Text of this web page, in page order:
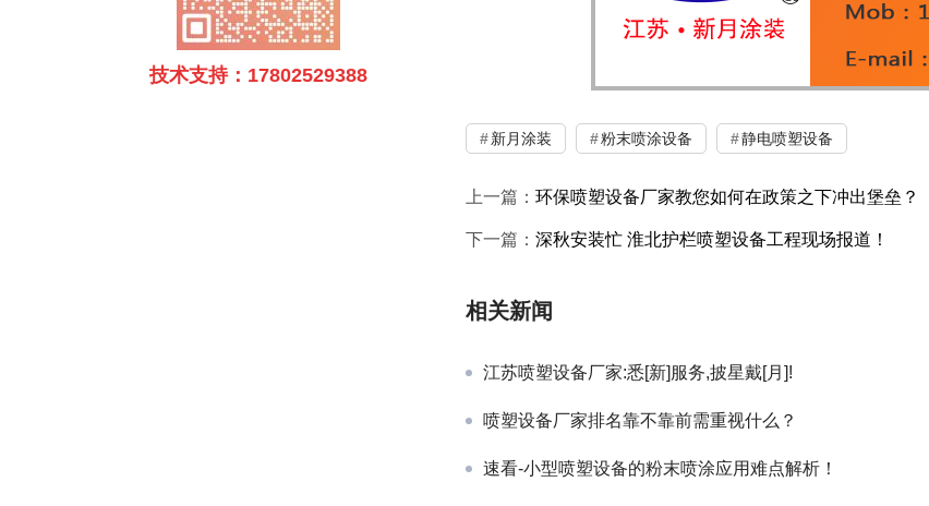
新月涂装 粉末喷涂设备 静电喷塑设备
上一篇： 环保喷塑设备厂家教您如何在政策之下冲出堡垒？
下一篇： 深秋安装忙 淮北护栏喷塑设备工程现场报道！
相关新闻
江苏喷塑设备厂家:悉[新]服务,披星戴[月]!
喷塑设备厂家排名靠不靠前需重视什么？
速看-小型喷塑设备的粉末喷涂应用难点解析！
技术支持：17802529388